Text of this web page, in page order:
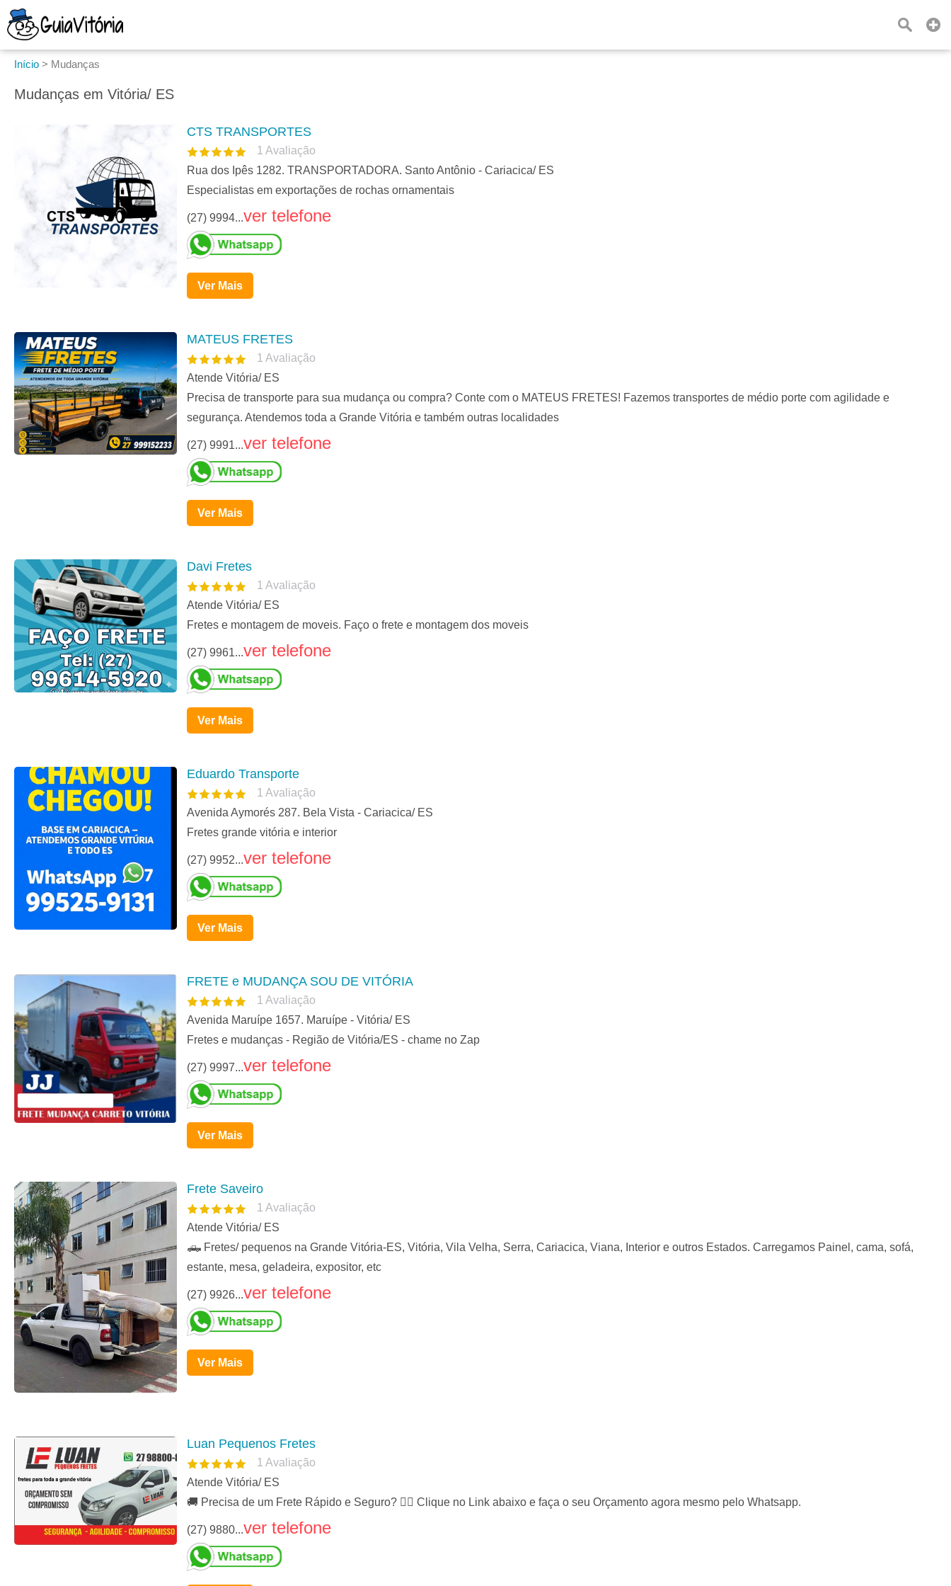
Início > Mudanças
Mudanças em Vitória/ ES
CTS TRANSPORTES
1 Avaliação
Rua dos Ipês 1282. TRANSPORTADORA. Santo Antônio - Cariacica/ ES
Especialistas em exportações de rochas ornamentais
(27) 9994...ver telefone
Ver Mais
MATEUS FRETES
1 Avaliação
Atende Vitória/ ES
Precisa de transporte para sua mudança ou compra? Conte com o MATEUS FRETES! Fazemos transportes de médio porte com agilidade e
segurança. Atendemos toda a Grande Vitória e também outras localidades
(27) 9991...ver telefone
Ver Mais
Davi Fretes
1 Avaliação
Atende Vitória/ ES
Fretes e montagem de moveis. Faço o frete e montagem dos moveis
(27) 9961...ver telefone
Ver Mais
Eduardo Transporte
1 Avaliação
Avenida Aymorés 287. Bela Vista - Cariacica/ ES
Fretes grande vitória e interior
(27) 9952...ver telefone
Ver Mais
FRETE e MUDANÇA SOU DE VITÓRIA
1 Avaliação
Avenida Maruípe 1657. Maruípe - Vitória/ ES
Fretes e mudanças - Região de Vitória/ES - chame no Zap
(27) 9997...ver telefone
Ver Mais
Frete Saveiro
1 Avaliação
Atende Vitória/ ES
🛻 Fretes/ pequenos na Grande Vitória-ES, Vitória, Vila Velha, Serra, Cariacica, Viana, Interior e outros Estados. Carregamos Painel, cama, sofá,
estante, mesa, geladeira, expositor, etc
(27) 9926...ver telefone
Ver Mais
Luan Pequenos Fretes
1 Avaliação
Atende Vitória/ ES
🚚 Precisa de um Frete Rápido e Seguro? 👉🏻 Clique no Link abaixo e faça o seu Orçamento agora mesmo pelo Whatsapp.
(27) 9880...ver telefone